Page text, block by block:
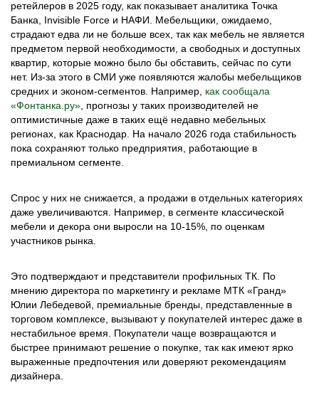
ретейлеров в 2025 году, как показывает аналитика Точка
Банка, Invisible Force и НАФИ. Мебельщики, ожидаемо,
страдают едва ли не больше всех, так как мебель не является
предметом первой необходимости, а свободных и доступных
квартир, которые можно было бы обставить, сейчас по сути
нет. Из-за этого в СМИ уже появляются жалобы мебельщиков
средних и эконом-сегментов. Например, как сообщала
«Фонтанка.ру» , прогнозы у таких производителей не
оптимистичные даже в таких ещё недавно мебельных
регионах, как Краснодар. На начало 2026 года стабильность
пока сохраняют только предприятия, работающие в
премиальном сегменте.
Спрос у них не снижается, а продажи в отдельных категориях
даже увеличиваются. Например, в сегменте классической
мебели и декора они выросли на 10-15%, по оценкам
участников рынка.
Это подтверждают и представители профильных ТК. По
мнению директора по маркетингу и рекламе МТК «Гранд»
Юлии Лебедевой, премиальные бренды, представленные в
торговом комплексе, вызывают у покупателей интерес даже в
нестабильное время. Покупатели чаще возвращаются и
быстрее принимают решение о покупке, так как имеют ярко
выраженные предпочтения или доверяют рекомендациям
дизайнера.